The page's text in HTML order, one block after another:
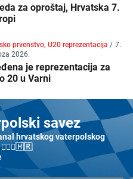
za oproštaj, Hrvatska 7.
prvenstvo, U20 reprezentacija/ 7.
2026.
je reprezentacija za
20 u Varni
savez
hrvatskog vaterpolskog